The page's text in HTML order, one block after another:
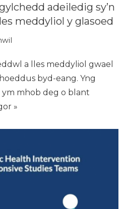
adeiledig sy’n
meddyliol y glasoed
a lles meddyliol gwael
byd-eang. Yng
mhob deg o blant
»